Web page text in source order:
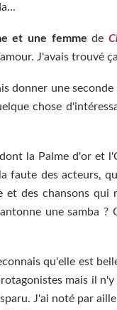
et une femme de
J'avais trouvé
donner une
chose
la Palme d'or et
faute des acteurs,
et des chansons qui
une samba
qu'elle est
mais il
J'ai noté par